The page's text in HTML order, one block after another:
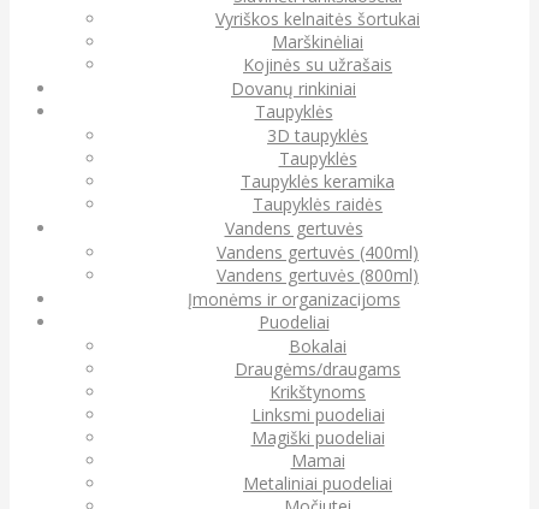
Vyriškos kelnaitės šortukai
Marškinėliai
Kojinės su užrašais
Dovanų rinkiniai
Taupyklės
3D taupyklės
Taupyklės
Taupyklės keramika
Taupyklės raidės
Vandens gertuvės
Vandens gertuvės (400ml)
Vandens gertuvės (800ml)
Įmonėms ir organizacijoms
Puodeliai
Bokalai
Draugėms/draugams
Krikštynoms
Linksmi puodeliai
Magiški puodeliai
Mamai
Metaliniai puodeliai